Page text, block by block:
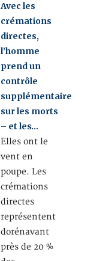
Avec les
crémations
directes,
l’homme
prend un
contrôle
supplémentaire
sur les morts
– et les…
Elles ont le
vent en
poupe. Les
crémations
directes
représentent
dorénavant
près de 20 %